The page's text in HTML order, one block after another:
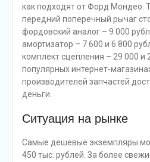
как подходят от Форд Мондео.
передний поперечный рычаг
фордовский аналог – 9 000
амортизатор – 7 600 и 6 800
комплект сцепления – 29 000 и
популярных интернет-
производителей запчастей
деньги.
Ситуация на рынке
Самые дешевые экземпляры
450 тыс. рублей. За более